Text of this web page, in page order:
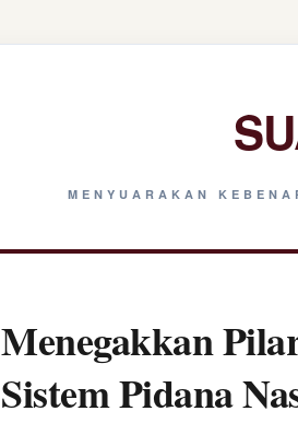
MENYUARAKAN
Menegakkan
Sistem Pidana